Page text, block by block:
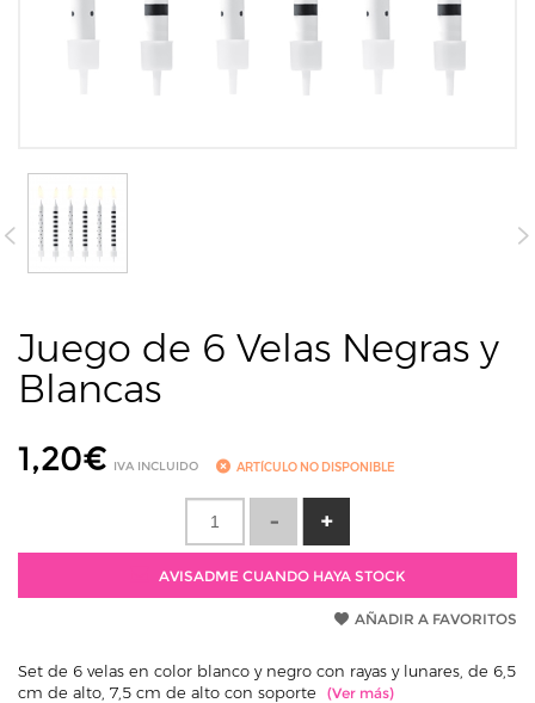
Juego de 6 Velas Negras y
Blancas
1,20€ IVA INCLUIDO ARTÍCULO NO DISPONIBLE
AVISADME CUANDO HAYA STOCK
AÑADIR A FAVORITOS
Set de 6 velas en color blanco y negro con rayas y lunares, de 6,5
cm de alto, 7,5 cm de alto con soporte